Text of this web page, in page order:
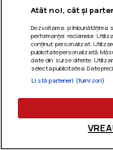
Atât noi, cât și
Dezvoltarea și îmbunătățirea
performanței reclamelor.
conținut personalizat.
publicitate personalizată.
date din surse diferite.
selecta publicitatea. Date
Listă parteneri (furnizori)